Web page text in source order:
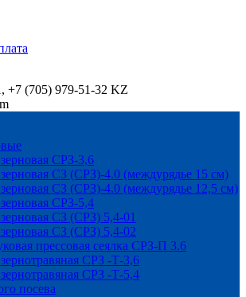
+7 (705) 979-51-32 KZ
СРЗ-3,6
СЗ (СРЗ)-4.0 (междурядье 15 см)
СЗ (СРЗ)-4.0 (междурядье 12,5 см)
СРЗ-5,4
СЗ (СРЗ) 5,4-01
СЗ (СРЗ) 5,4-02
прессовая сеялка СРЗ-П 3.6
СРЗ -Т-3,6
СРЗ -Т-5,4
посева